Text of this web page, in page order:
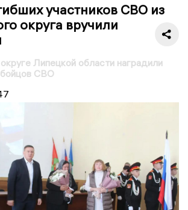
участников СВО из
округа вручили
Липецкой области наградили
СВО